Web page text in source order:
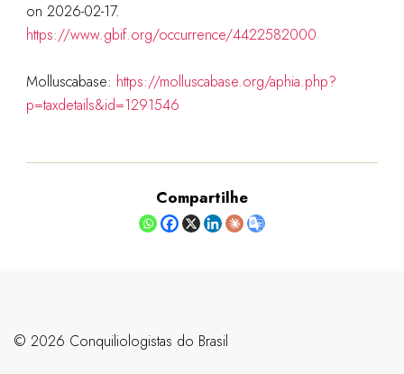
on 2026-02-17.
https://www.gbif.org/occurrence/4422582000
Molluscabase: https://molluscabase.org/aphia.php?
p=taxdetails&id=1291546
Compartilhe
©️ 2026 Conquiliologistas do Brasil